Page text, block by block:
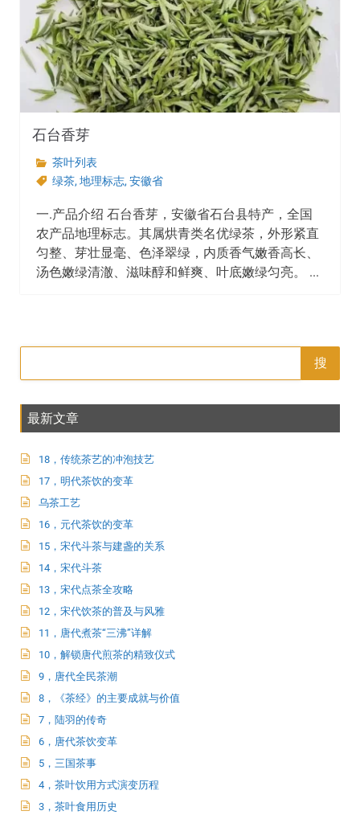
石台香芽
茶叶列表
绿茶, 地理标志, 安徽省
一.产品介绍 石台香芽，安徽省石台县特产，全国
农产品地理标志。其属烘青类名优绿茶，外形紧直
匀整、芽壮显毫、色泽翠绿，内质香气嫩香高长、
汤色嫩绿清澈、滋味醇和鲜爽、叶底嫩绿匀亮。 ...
搜
最新文章
18，传统茶艺的冲泡技艺
17，明代茶饮的变革
乌茶工艺
16，元代茶饮的变革
15，宋代斗茶与建盏的关系
14，宋代斗茶
13，宋代点茶全攻略
12，宋代饮茶的普及与风雅
11，唐代煮茶“三沸”详解
10，解锁唐代煎茶的精致仪式
9，唐代全民茶潮
8，《茶经》的主要成就与价值
7，陆羽的传奇
6，唐代茶饮变革
5，三国茶事
4，茶叶饮用方式演变历程
3，茶叶食用历史